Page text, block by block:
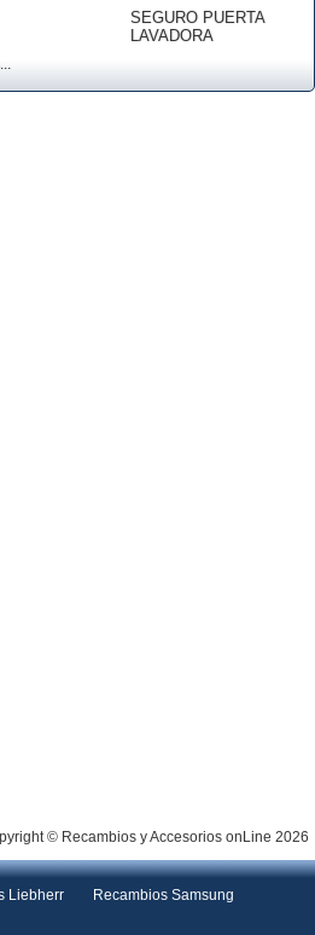
SEGURO PUERTA
LAVADORA
© Recambios y Accesorios onLine 2026
Liebherr
Recambios Samsung